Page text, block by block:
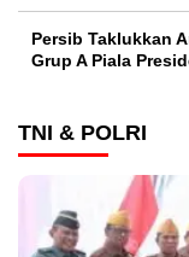
Persib Taklukkan
Grup A Piala
TNI & POLRI